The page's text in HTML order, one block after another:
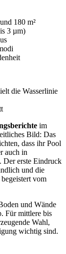
180 m²
3 µm)
die Wasserlinie
im
Bild: Das
dass ihr Pool
auch in
Der erste Eindruck
und die
vom
und Wände
Für mittlere bis
Wahl,
wichtig sind.